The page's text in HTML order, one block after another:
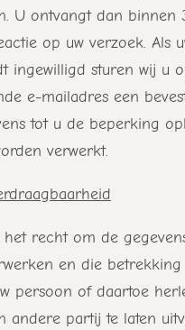
U ontvangt dan binnen
op uw verzoek. Als
ingewilligd sturen wij u
e-mailadres een
tot u de beperking
verwerkt.
recht om de
en die betrekking
persoon of daartoe
andere partij te laten